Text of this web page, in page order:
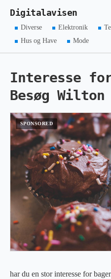
Digitalavisen
Diverse Elektronik
Hus og Have
Mode
Interesse
Besøg
har du en stor interesse for